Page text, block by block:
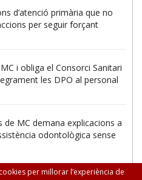
d’atenció primària que no
per seguir forçant
i obliga el Consorci Sanitari
les DPO al personal
MC demana explicacions a
odontològica sense
per millorar l’experiència de